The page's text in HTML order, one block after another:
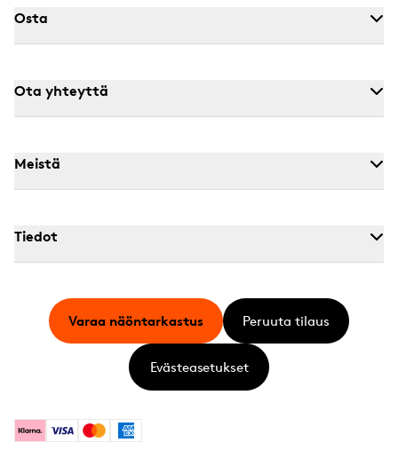
Osta
Ota yhteyttä
Meistä
Tiedot
KlarnaVisa MastercardAmerican Express
Varaa näöntarkastus Peruuta tilaus
Evästeasetukset